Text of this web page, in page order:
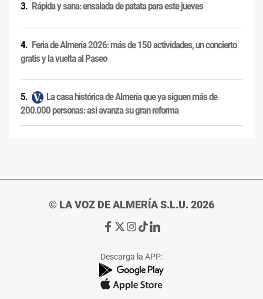
Rápida y sana: ensalada de patata para este jueves
Feria de Almería 2026: más de 150 actividades, un concierto
gratis y la vuelta al Paseo
La casa histórica de Almería que ya siguen más de
200.000 personas: así avanza su gran reforma
© LA VOZ DE ALMERÍA S.L.U. 2026
Ir
de
La
Voz
Ir
de
La
Voz
Ir
de
La
Voz
Ir
de
La
Voz
Ir
de
La
Voz
Descarga la APP: